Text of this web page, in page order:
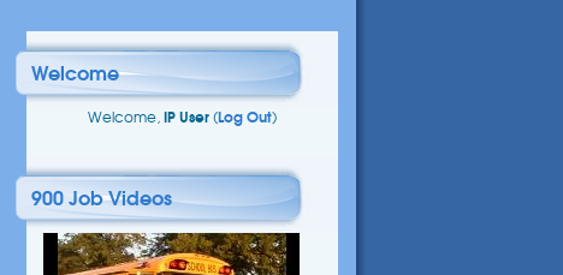
Welcome
Welcome, IP User (Log Out)
900 Job Videos